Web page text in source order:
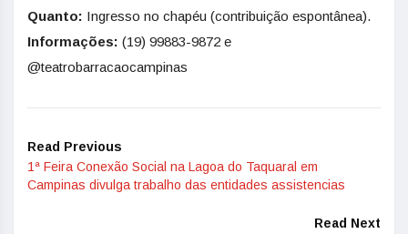
Quanto: Ingresso no chapéu (contribuição espontânea).
Informações: (19) 99883-9872 e
@teatrobarracaocampinas
Read Previous
1ª Feira Conexão Social na Lagoa do Taquaral em
Campinas divulga trabalho das entidades assistencias
Read Next